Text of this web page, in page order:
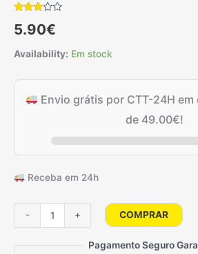
com
3.00
com
classificação
cliente
5.90€
Availability: Em stock
Envio grátis por CTT-24H
de 49.00€!
Receba em 24h
-
Quantidade
de
Bandeirola
+ COMPRAR
Pagamento Seguro